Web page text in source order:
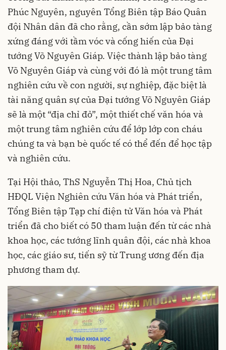
Phúc Nguyên, nguyên Tổng Biên tập Báo Quân
đội Nhân dân đã cho rằng, cần sớm lập bảo tàng
xứng đáng với tầm vóc và cống hiến của Đại
tướng Võ Nguyên Giáp. Việc thành lập bảo tàng
Võ Nguyên Giáp và cùng với đó là một trung tâm
nghiên cứu về con người, sự nghiệp, đặc biệt là
tài năng quân sự của Đại tướng Võ Nguyên Giáp
sẽ là một “địa chỉ đỏ”, một thiết chế văn hóa và
một trung tâm nghiên cứu để lớp lớp con cháu
chúng ta và bạn bè quốc tế có thể đến để học tập
và nghiên cứu.
Tại Hội thảo, ThS Nguyễn Thị Hoa, Chủ tịch
HĐQL Viện Nghiên cứu Văn hóa và Phát triển,
Tổng Biên tập Tạp chí điện tử Văn hóa và Phát
triển đã cho biết có 50 tham luận đến từ các nhà
khoa học, các tướng lĩnh quân đội, các nhà khoa
học, các giáo sư, tiến sỹ từ Trung ương đến địa
phương tham dự.